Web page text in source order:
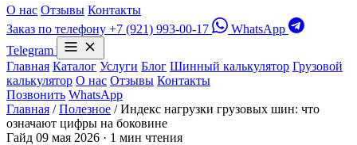
О нас Отзывы Контакты
Заказ по телефону +7 (921) 993-00-17
WhatsApp
Telegram
Главная Каталог Услуги Блог Шинный калькулятор Грузовой
калькулятор О нас Отзывы Контакты
Позвонить WhatsApp
Главная / Полезное / Индекс нагрузки грузовых шин: что
означают цифры на боковине
Гайд 09 мая 2026 · 1 мин чтения